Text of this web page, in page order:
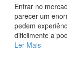
Entrar no
parecer um
pedem
dificilmente a
Ler Mais